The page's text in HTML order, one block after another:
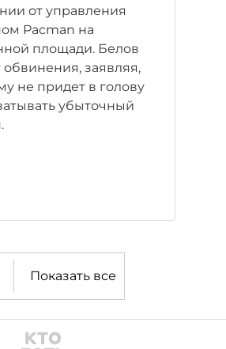
от управления
Pacman на
площади. Белов
обвинения, заявляя,
не придет в голову
убыточный
Показать все